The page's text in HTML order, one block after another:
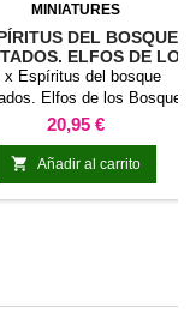
MINIATURES
DEL BOSQUE
ELFOS DE LOS
PERENNES
x Espíritus del bosque
Elfos de los Bosques
⚠️ ¿Hiciste un
antes del 19/07/2025?
hacia abajo para leer
el cambio de escala.
Precio
20,95 €
 Añadir al carrito